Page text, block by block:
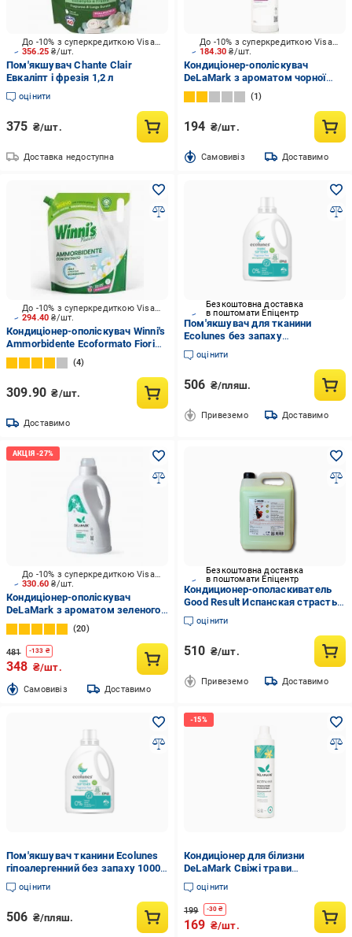
356.25₴/шт.
До -10% з суперкредиткою Visa Вигода
Пом'якшувач Chante Clair
Евкаліпт і фрезія 1,2 л
оцінити
375 ₴/шт.
Доставка недоступна
184.30₴/шт.
До -10% з суперкредиткою Visa Вигода
Кондиціонер-ополіскувач
DeLaMark з ароматом чорної
вишні, замши та тютюну 0,75 л
1
194 ₴/шт.
Cамовивіз Доставимо
294.40₴/шт.
До -10% з суперкредиткою Visa Вигода
Кондиціонер-ополіскувач Winni's
Ammorbidente Ecoformato Fiori
Bianchi 1,25 л
4
309.90 ₴/шт.
Доставимо
Безкоштовна доставка
в поштомати Епіцентр
Пом'якшувач для тканини
Ecolunes без запаху
гіпоалергенний органічний 1000
мл
оцінити
506 ₴/пляш.
Привеземо Доставимо
330.60₴/шт.
До -10% з суперкредиткою Visa Вигода
Кондиціонер-ополіскувач
DeLaMark з ароматом зеленого
чаю та жасмину 2 л
20
481 -133 ₴
348 ₴/шт.
Cамовивіз Доставимо
Безкоштовна доставка
в поштомати Епіцентр
Кондиционер-ополаскиватель
Good Result Испанская страсть 5
кг (GW1051050)
оцінити
510 ₴/шт.
Привеземо Доставимо
Пом'якшувач тканини Ecolunes
гіпоалергенний без запаху 1000
мл (1558398547)
оцінити
506 ₴/пляш.
Кондиціонер для білизни
DeLaMark Свіжі трави
карпатських гір 750 мл
(4820152330543)
оцінити
199 -30 ₴
169 ₴/шт.